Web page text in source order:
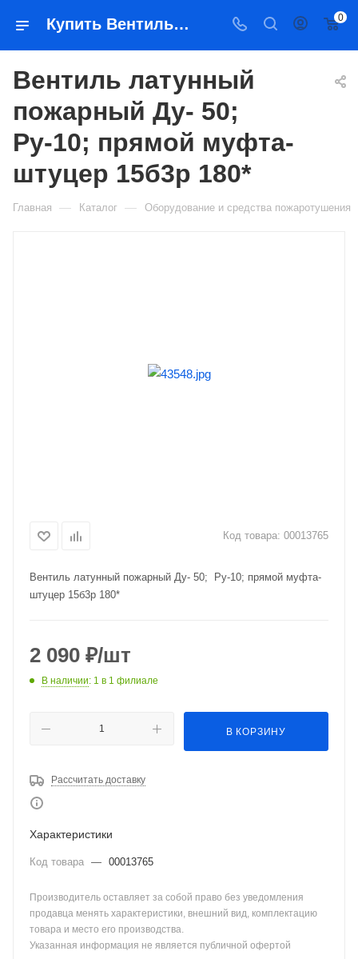
Купить Вентиль латунный пожарный Ду- 50; Ру-10; прямой муфта-штуцер 15б3р 180* в Якутске — цена, характеристики, подбор | Востоктехторг 0
Вентиль латунный
пожарный Ду- 50;
Ру-10; прямой муфта-
штуцер 15б3р 180*
Главная — Каталог — Оборудование и средства пожаротушения
Код товара: 00013765
Вентиль латунный пожарный Ду- 50; Ру-10; прямой муфта-
штуцер 15б3р 180*
2 090 ₽/шт
В наличии: 1 в 1 филиале
В КОРЗИНУ
Рассчитать доставку
Характеристики
Код товара — 00013765
Производитель оставляет за собой право без уведомления
продавца менять характеристики, внешний вид, комплектацию
товара и место его производства.
Указанная информация не является публичной офертой